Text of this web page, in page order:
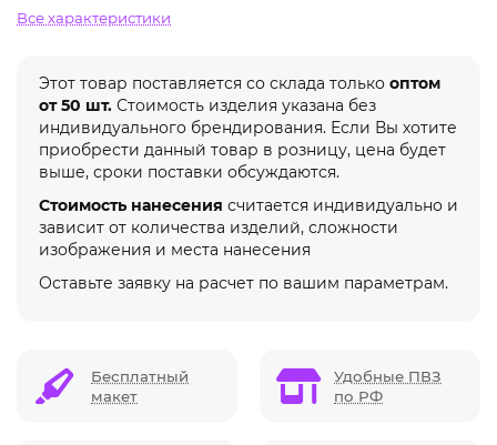
Все характеристики
Этот товар поставляется со склада только оптом
от 50 шт. Стоимость изделия указана без
индивидуального брендирования. Если Вы хотите
приобрести данный товар в розницу, цена будет
выше, сроки поставки обсуждаются.
Стоимость нанесения считается индивидуально и
зависит от количества изделий, сложности
изображения и места нанесения
Оставьте заявку на расчет по вашим параметрам.
Бесплатный
макет
Удобные ПВЗ
по РФ